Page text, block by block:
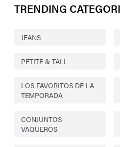
TRENDING
JEANS
PETITE & TALL
LOS FAVORITOS DE LA
TEMPORADA
CONJUNTOS
VAQUEROS